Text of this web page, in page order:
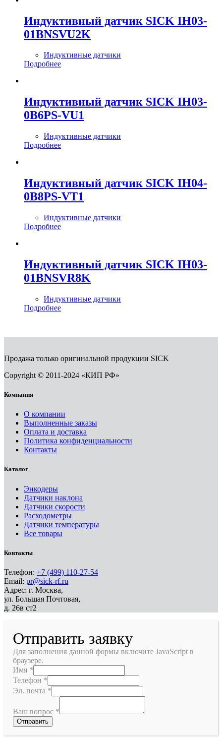
Индуктивный датчик SICK IH03-
01BNSVU2K
Индуктивные датчики
Подробнее
Индуктивный датчик SICK IH03-
0B6PS-VU1
Индуктивные датчики
Подробнее
Индуктивный датчик SICK IH04-
0B8PS-VT1
Индуктивные датчики
Подробнее
Индуктивный датчик SICK IH03-
01BNSVR8K
Индуктивные датчики
Подробнее
Продажа только оригинальной продукции SICK
Copyright © 2011-2024 «КИП РФ»
Компания
О компании
Выполненные заказы
Оплата и доставка
Политика конфиденциальности
Контакты
Каталог
Энкодеры
Датчики наклона
Датчики скорости
Расходометры
Датчики температуры
Все товары
Контакты
Телефон: +7 (499) 110-27-54
Email: pr@sick-rf.ru
Адрес: г. Москва,
ул. Большая Почтовая,
д. 26в ст2
Отправить заявку
Для заполнения данной формы включите JavaScript в
браузере.
Имя *
Телефон *
Эл. почта *
Ваш вопрос *
Отправить